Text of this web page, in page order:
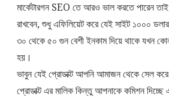
মার্কেটারগন SEO তে আরও ভাল করতে পারেন
রাখবেন, শুধু এফিলিয়েট করে যেই সাইট ১০০০
৩০ থেকে ৫০ গুন বেশী ইনকাম দিয়ে থাকে যখন
হয়।
ভাবুন যেই প্রোডাক্ট আপনি আমাজন থেকে সেল
প্রোডাক্ট এর মালিক কিন্তু আপনাকে কমিশন